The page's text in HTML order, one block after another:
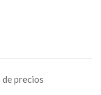
precios